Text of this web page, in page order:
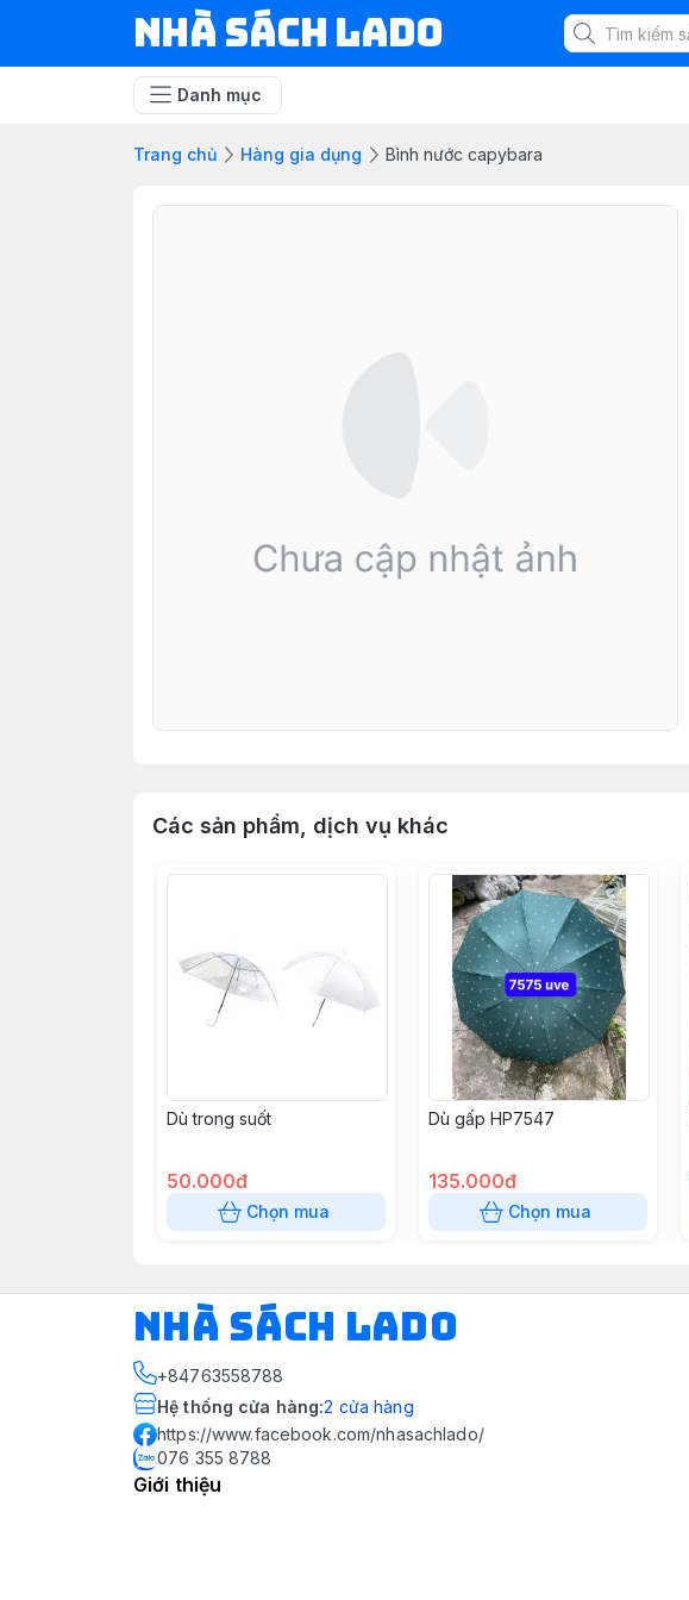
NHÀ SÁCH LADO
Danh mục
Trang chủ Hàng gia dụng Bình nước capybara
Các sản phẩm, dịch vụ khác
Dù trong suốt
50.000đ
Chọn mua
Dù gấp HP7547
135.000đ
Chọn mua
NHÀ SÁCH LADO
+84763558788
Hệ thống cửa hàng:2 cửa hàng
https://www.facebook.com/nhasachlado/
076 355 8788
Giới thiệu